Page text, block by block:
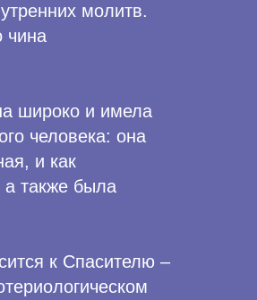
молитв.
чина
широко и имела
человека: она
и как
а также была
к Спасителю –